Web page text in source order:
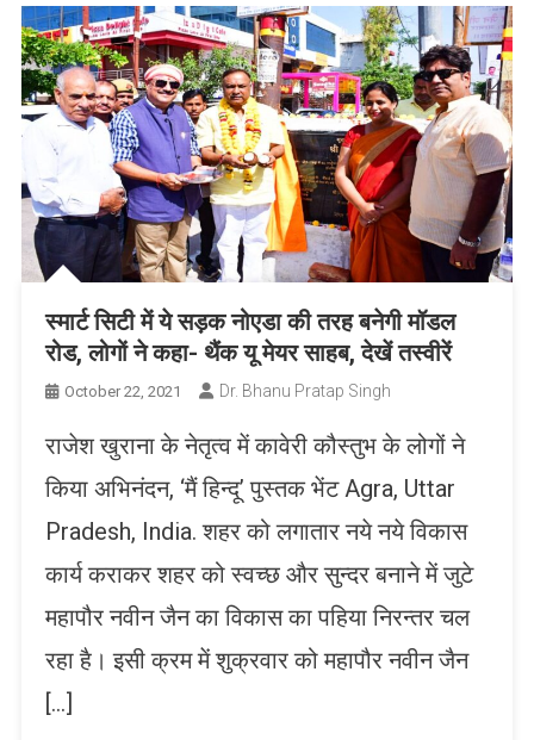
स्मार्ट सिटी में ये सड़क नोएडा की तरह बनेगी मॉडल
रोड, लोगों ने कहा- थैंक यू मेयर साहब, देखें तस्वीरें
October 22, 2021 Dr. Bhanu Pratap Singh
राजेश खुराना के नेतृत्व में कावेरी कौस्तुभ के लोगों ने
किया अभिनंदन, ‘मैं हिन्दू’ पुस्तक भेंट Agra, Uttar
Pradesh, India. शहर को लगातार नये नये विकास
कार्य कराकर शहर को स्वच्छ और सुन्दर बनाने में जुटे
महापौर नवीन जैन का विकास का पहिया निरन्तर चल
रहा है। इसी क्रम में शुक्रवार को महापौर नवीन जैन
[…]